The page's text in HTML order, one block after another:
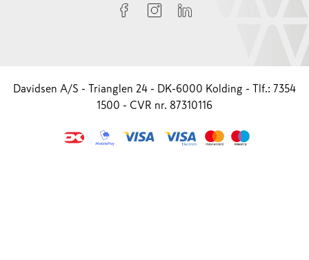
Davidsen A/S - Trianglen 24 - DK-6000 Kolding - Tlf.: 7354
1500 - CVR nr. 87310116